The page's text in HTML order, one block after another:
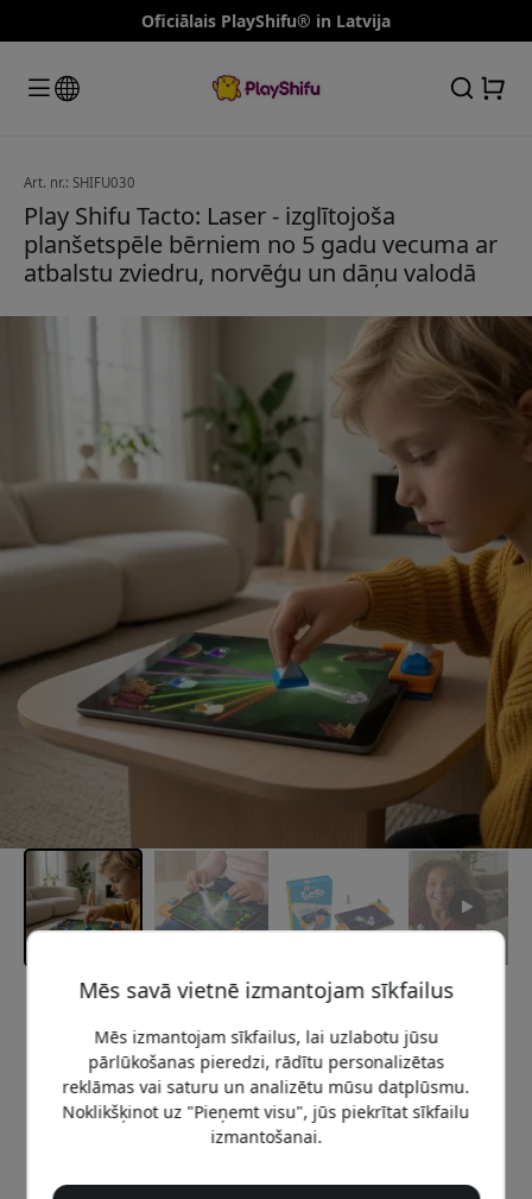
Oficiālais PlayShifu® in Latvija
Art. nr.: SHIFU030
Play Shifu Tacto: Laser - izglītojoša
planšetspēle bērniem no 5 gadu vecuma ar
atbalstu zviedru, norvēģu un dāņu valodā
Ieteicamā cena
59.99 EUR
Nopirkt tagad
Mēs savā vietnē izmantojam sīkfailus
Mēs izmantojam sīkfailus, lai uzlabotu jūsu
pārlūkošanas pieredzi, rādītu personalizētas
reklāmas vai saturu un analizētu mūsu datplūsmu.
Noklikšķinot uz "Pieņemt visu", jūs piekrītat sīkfailu
izmantošanai.